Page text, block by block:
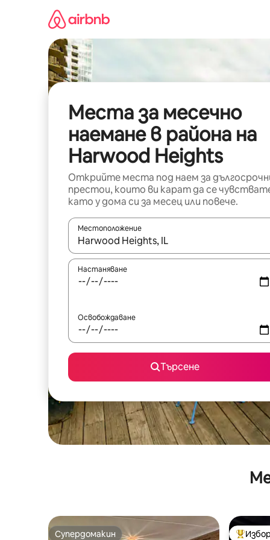
съдържанието
Места за месечно
наемане в района на
Harwood Heights
Открийте места под наем за
престои, които ви карат да се
като у дома си за месец или повече.
Местоположение
Когато резултатите се покажат,
Настаняване
Освобождаване
Търсене
Супердомакин